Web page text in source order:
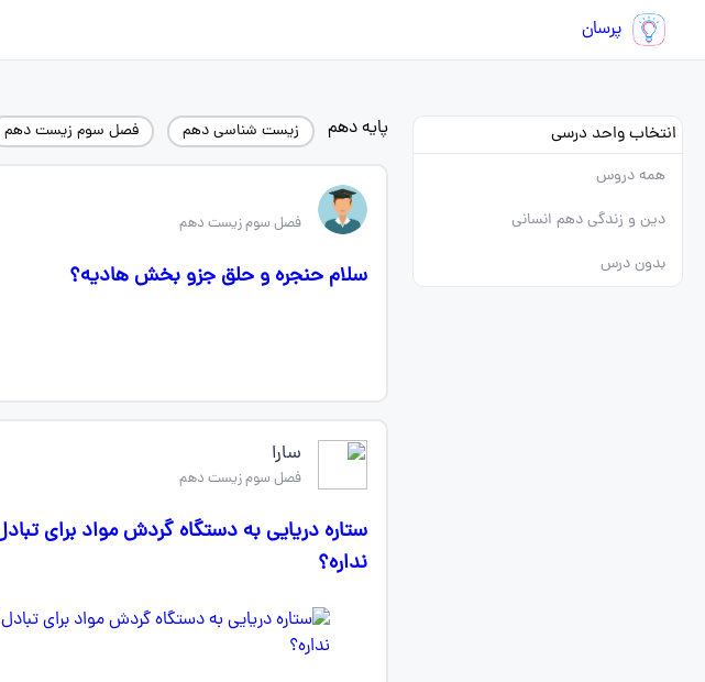
پرسان
انتخاب واحد درسی
همه دروس
دین و زندگی دهم انسانی
بدون درس
پایه دهم زیست شناسی دهم فصل سوم زیست دهم
فصل سوم زیست دهم
سلام حنجره و حلق جزو بخش هادیه؟
سارا
فصل سوم زیست دهم
ستاره دریایی به دستگاه گردش مواد برای
نداره؟